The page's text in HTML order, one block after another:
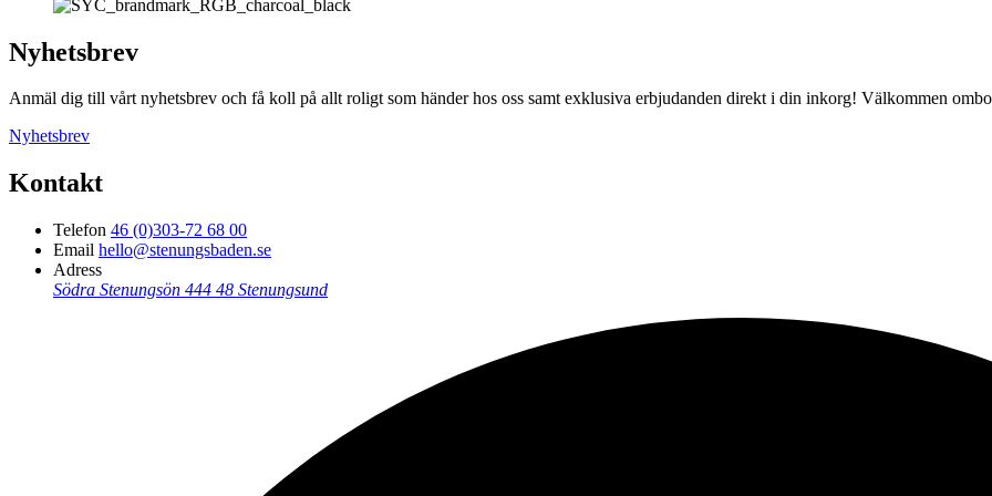
Nyhetsbrev
Anmäl dig till vårt nyhetsbrev och få koll på allt roligt som händer hos oss samt exklusiva erbjudanden direkt i din inkorg! Välkommen
Nyhetsbrev
Kontakt
Telefon 46 (0)303-72 68 00
Email hello@stenungsbaden.se
Adress
Södra Stenungsön 444 48 Stenungsund